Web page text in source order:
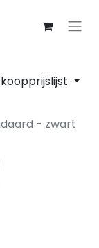
- zwart